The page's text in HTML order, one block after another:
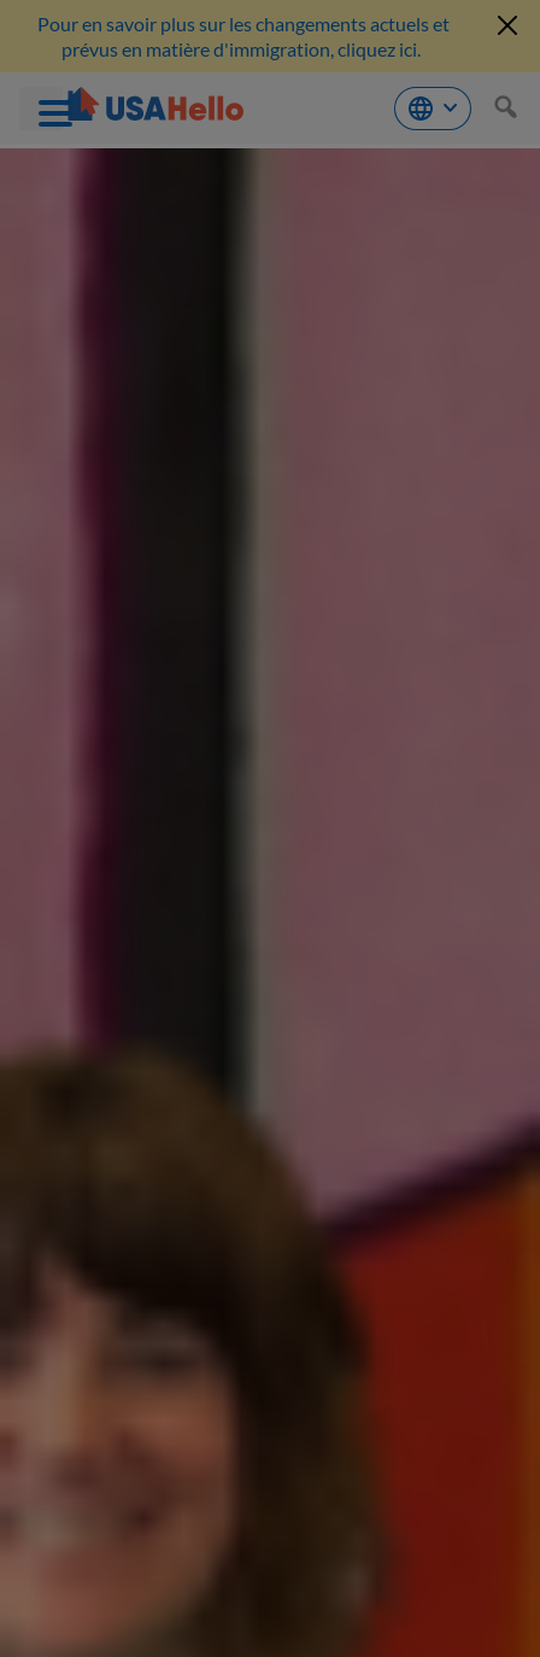
Aller
Pour en savoir plus sur les changements actuels et
prévus en matière d'immigration, cliquez ici.